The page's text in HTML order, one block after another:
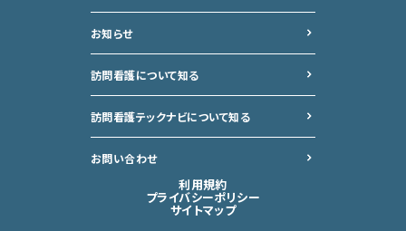
お知らせ
訪問看護について知る
訪問看護テックナビについて知る
お問い合わせ
利用規約
プライバシーポリシー
サイトマップ